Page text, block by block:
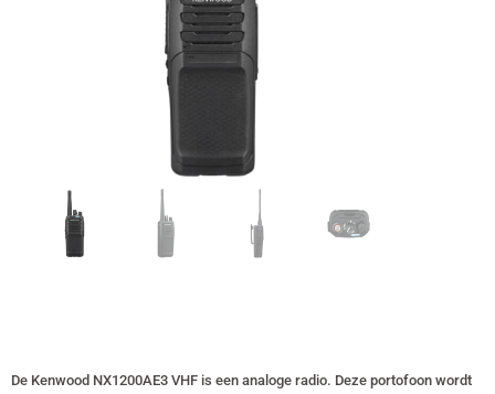
De Kenwood NX1200AE3 VHF is een analoge radio. Deze portofoon wordt